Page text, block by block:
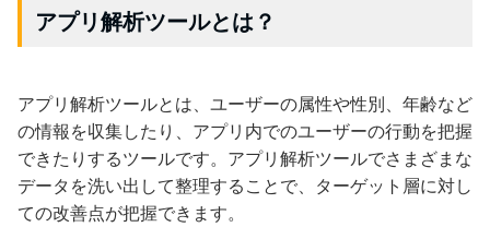
アプリ解析ツールとは？
アプリ解析ツールとは、ユーザーの属性や性別、年齢など
の情報を収集したり、アプリ内でのユーザーの行動を把握
できたりするツールです。アプリ解析ツールでさまざまな
データを洗い出して整理することで、ターゲット層に対し
ての改善点が把握できます。